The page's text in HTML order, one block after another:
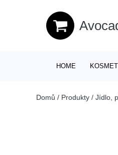
HOME
Domů / Produkty / Jídlo,